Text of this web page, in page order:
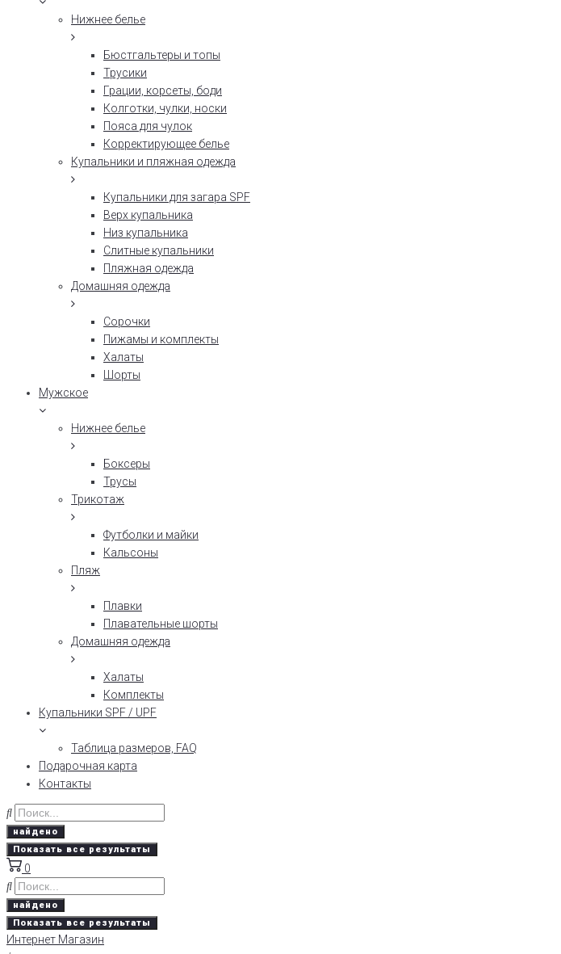
Нижнее белье
Бюстгальтеры и топы
Трусики
Грации, корсеты, боди
Колготки, чулки, носки
Пояса для чулок
Корректирующее белье
Купальники и пляжная одежда
Купальники для загара SPF
Верх купальника
Низ купальника
Слитные купальники
Пляжная одежда
Домашняя одежда
Сорочки
Пижамы и комплекты
Халаты
Шорты
Мужское
Нижнее белье
Боксеры
Трусы
Трикотаж
Футболки и майки
Кальсоны
Пляж
Плавки
Плавательные шорты
Домашняя одежда
Халаты
Комплекты
Купальники SPF / UPF
Таблица размеров, FAQ
Подарочная карта
Контакты
найдено
Показать все результаты
0
найдено
Показать все результаты
Интернет Магазин